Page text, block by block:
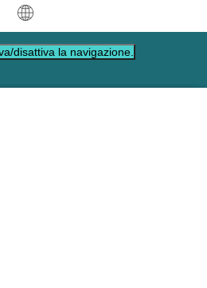
中文
disattiva la navigazione.
una
Proxmox in
& Recovery?
una macchina virtuale
Backup & Recovery in